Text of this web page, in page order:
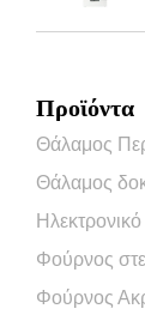
Προϊόντα
Θάλαμος
Θάλαμος
Φούρνος
Φούρνος